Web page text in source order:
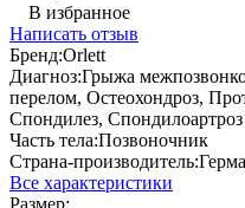
В избранное
Написать отзыв
Бренд:Orlett
Диагноз:Грыжа
перелом, Остеохондроз,
Спондилез, Спондилоартроз
Часть тела:Позвоночник
Страна-производитель:
Все характеристики
Размер: